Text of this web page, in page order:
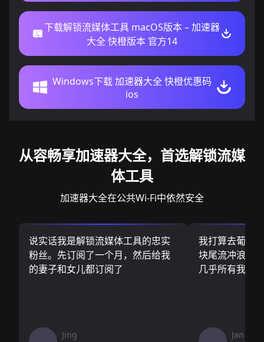
下载解锁流媒体工具 macOS版本 – 加速器
大全 快橙版本 官方14
Windows下载 加速器大全 快橙优惠码
ios
从容畅享加速器大全，首选解锁流媒
体工具
加速器大全在公共Wi-Fi中依然安全
说实话我是解锁流媒体工具的忠实
粉丝。先订阅了一个月，然后给我
的妻子和女儿都订阅了
Jing
我打算去葡萄
块尾流冲浪板
几乎所有我需
Jan V